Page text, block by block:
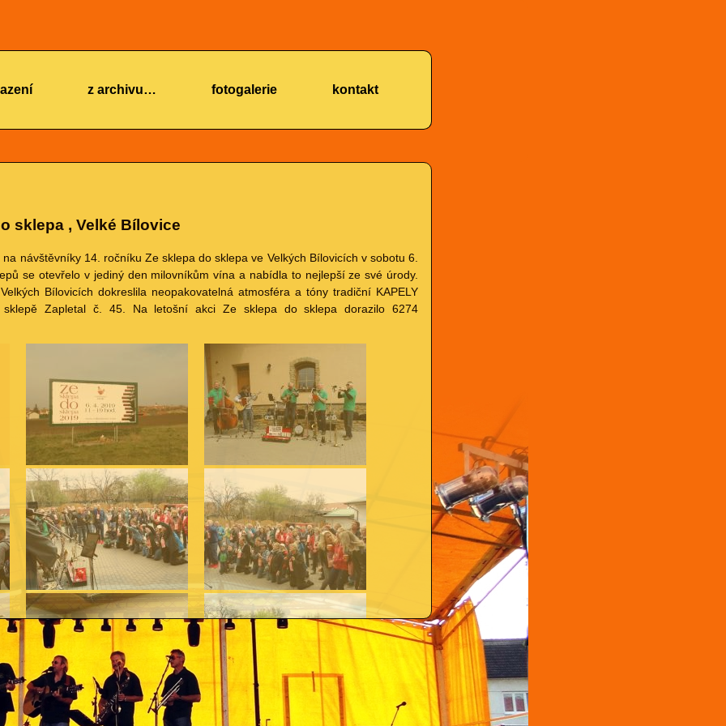
z archivu… fotogalerie kontakt
sklepa , Velké Bílovice
návštěvníky 14. ročníku Ze sklepa do sklepa ve Velkých Bílovicích v sobotu 6.
se otevřelo v jediný den milovníkům vína a nabídla to nejlepší ze své úrody.
Bílovicích dokreslila neopakovatelná atmosféra a tóny tradiční KAPELY
sklepě Zapletal č. 45. Na letošní akci Ze sklepa do sklepa dorazilo 6274